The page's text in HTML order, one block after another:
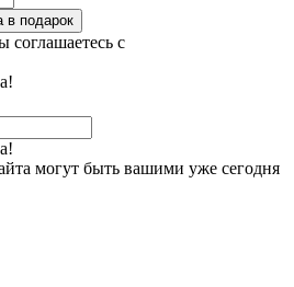
соглашаетесь с
могут быть вашими уже сегодня